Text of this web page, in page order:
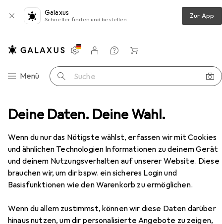
Deine Daten. Deine Wahl.
Wenn du nur das Nötigste wählst, erfassen wir mit Cookies
und ähnlichen Technologien Informationen zu deinem Gerät
und deinem Nutzungsverhalten auf unserer Website. Diese
brauchen wir, um dir bspw. ein sicheres Login und
Basisfunktionen wie den Warenkorb zu ermöglichen.
Wenn du allem zustimmst, können wir diese Daten darüber
hinaus nutzen, um dir personalisierte Angebote zu zeigen,
Galaxus
Schneller finden und bestellen Zur App
Navigation nach Kategorien
Menü Suche
Einstellungen
Kundenkonto
Vergleichslisten
Merklisten
Warenkorb
Rasenmäher NAC LE15-37-PB-S
EUR
153,10
NACLE15-37-PB-S
Netzbetrieb
Zubehör für NAC LE15-37-PB-S